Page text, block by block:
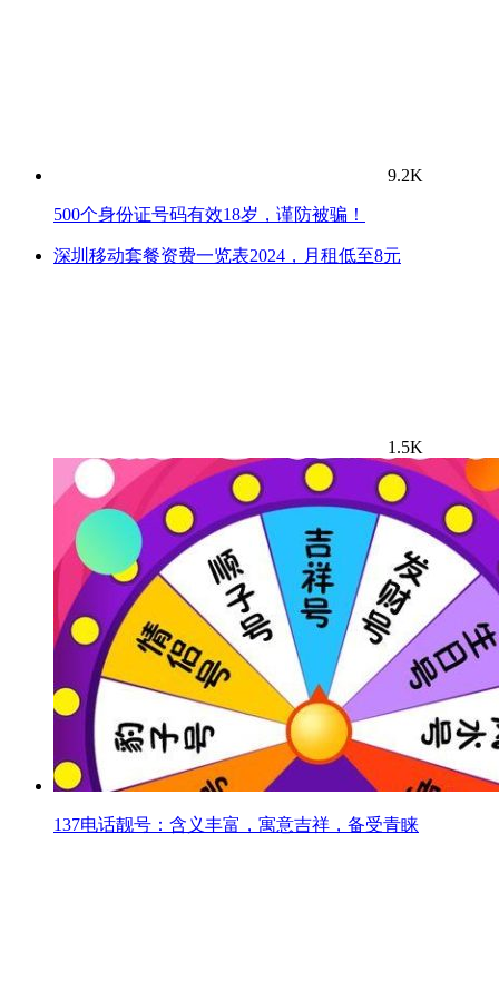
9.2K
500个身份证号码有效18岁，谨防被骗！
深圳移动套餐资费一览表2024，月租低至8元
1.5K
137电话靓号：含义丰富，寓意吉祥，备受青睐